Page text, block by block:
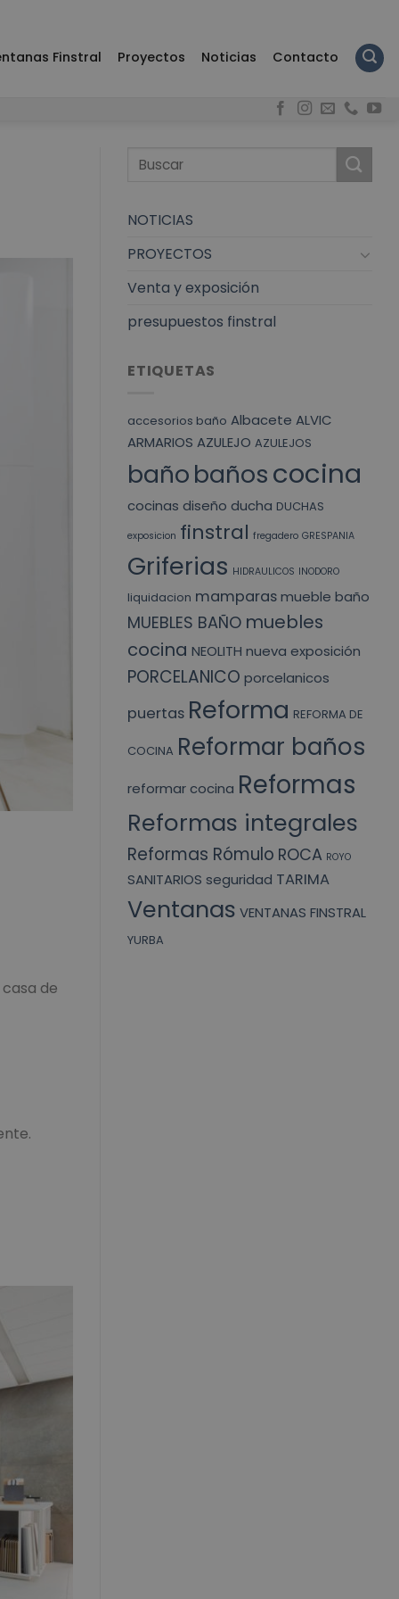
Finstral Proyectos Noticias Contacto
de
NOTICIAS
PROYECTOS
Venta y exposición
presupuestos finstral
ETIQUETAS
accesorios baño Albacete ALVIC
ARMARIOS AZULEJO AZULEJOS
bañobañoscocina
cocinas diseño ducha DUCHAS
exposicion finstral fregadero GRESPANIA
Griferias HIDRAULICOS INODORO
liquidacion mamparasmueble baño
MUEBLES BAÑO muebles
cocina NEOLITH nueva exposición
PORCELANICO porcelanicos
puertas Reforma REFORMA DE
COCINA Reformar baños
reformar cocina Reformas
Reformas integrales
Reformas Rómulo ROCA ROYO
SANITARIOS seguridad TARIMA
Ventanas VENTANAS FINSTRAL
YURBA